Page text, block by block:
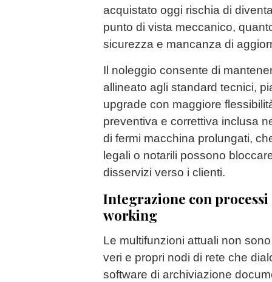
acquistato oggi rischia di
punto di vista meccanico,
sicurezza e mancanza di
Il noleggio consente di
allineato agli standard tecnici,
upgrade con maggiore
preventiva e correttiva inclusa
di fermi macchina prolungati,
legali o notarili possono
disservizi verso i clienti.
Integrazione con
working
Le multifunzioni attuali non
veri e propri nodi di rete che
software di archiviazione